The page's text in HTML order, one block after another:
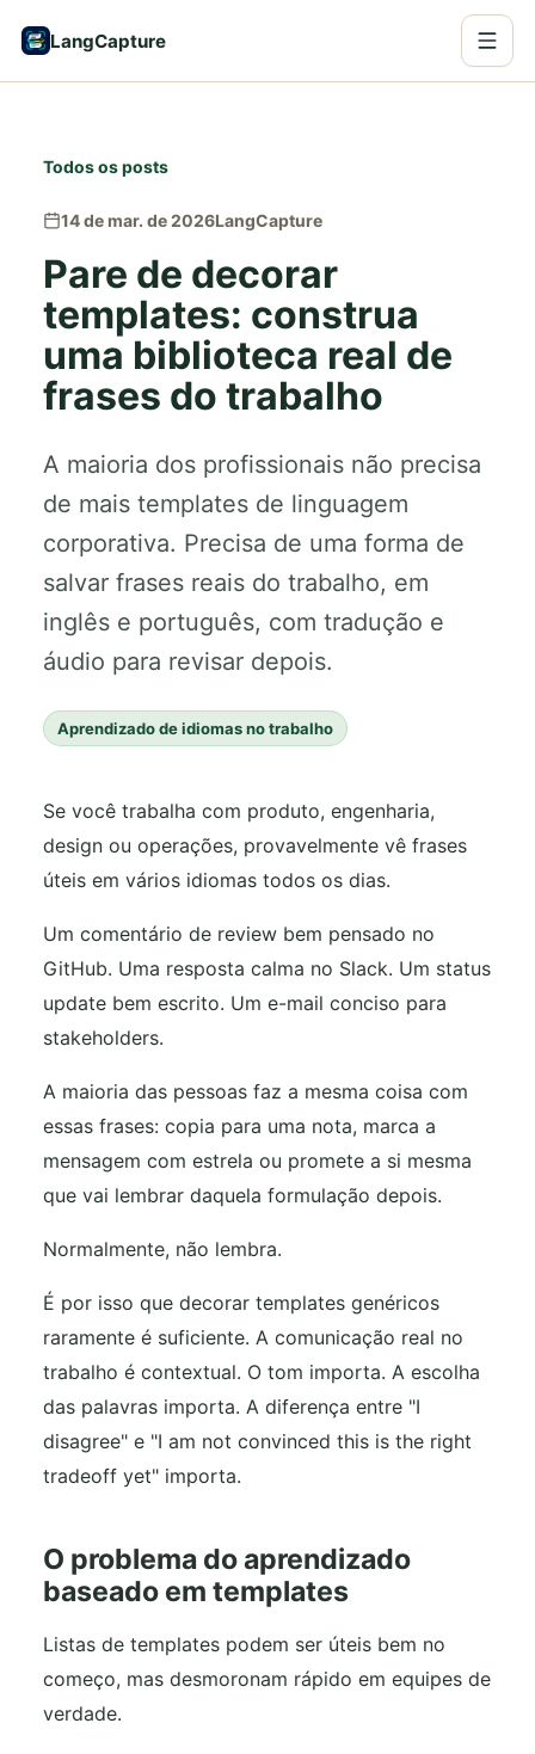
LangCapture
Todos os posts
14 de mar. de 2026LangCapture
Pare de decorar
templates: construa
uma biblioteca real de
frases do trabalho
A maioria dos profissionais não precisa
de mais templates de linguagem
corporativa. Precisa de uma forma de
salvar frases reais do trabalho, em
inglês e português, com tradução e
áudio para revisar depois.
Aprendizado de idiomas no trabalho
Se você trabalha com produto, engenharia,
design ou operações, provavelmente vê frases
úteis em vários idiomas todos os dias.
Um comentário de review bem pensado no
GitHub. Uma resposta calma no Slack. Um status
update bem escrito. Um e-mail conciso para
stakeholders.
A maioria das pessoas faz a mesma coisa com
essas frases: copia para uma nota, marca a
mensagem com estrela ou promete a si mesma
que vai lembrar daquela formulação depois.
Normalmente, não lembra.
É por isso que decorar templates genéricos
raramente é suficiente. A comunicação real no
trabalho é contextual. O tom importa. A escolha
das palavras importa. A diferença entre "I
disagree" e "I am not convinced this is the right
tradeoff yet" importa.
O problema do aprendizado
baseado em templates
Listas de templates podem ser úteis bem no
começo, mas desmoronam rápido em equipes de
verdade.